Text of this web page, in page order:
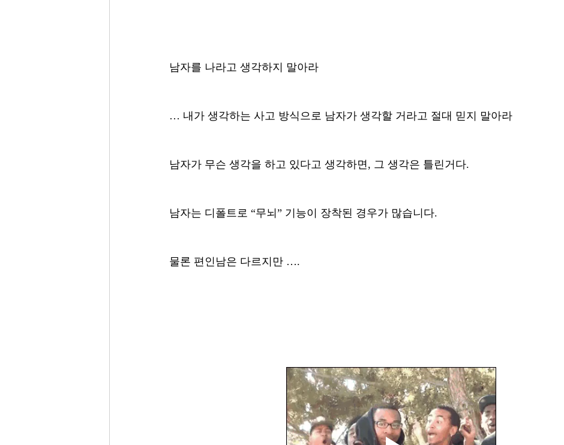
남자를 나라고 생각하지 말아라
… 내가 생각하는 사고 방식으로 남자가 생각할 거라고 절대 믿지 말아라
남자가 무슨 생각을 하고 있다고 생각하면, 그 생각은 틀린거다.
남자는 디폴트로 “무뇌” 기능이 장착된 경우가 많습니다.
물론 편인남은 다르지만 ….